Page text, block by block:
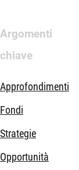
Argomenti
chiave
Approfondimenti
Fondi
Strategie
Opportunità